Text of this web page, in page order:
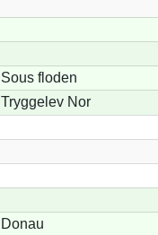
Sous floden
Tryggelev Nor
Donau